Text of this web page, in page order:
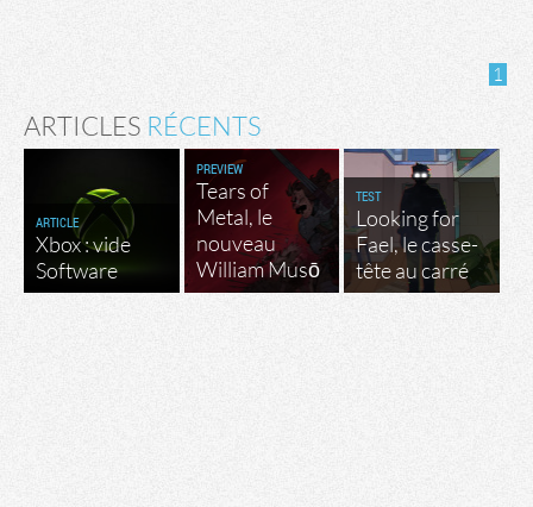
1
ARTICLES RÉCENTS
ARTICLE
Xbox : vide
Software
PREVIEW
Tears of
Metal, le
nouveau
William Musō
TEST
Looking for
Fael, le casse-
tête au carré